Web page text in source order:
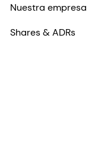
Nuestra empresa
Shares & ADRs